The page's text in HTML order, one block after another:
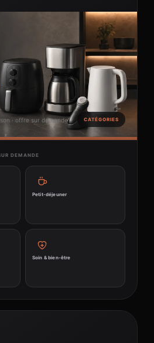
· offre sur demande CATÉGORIES
DEMANDE
Petit-déjeuner
Soin & bien-être